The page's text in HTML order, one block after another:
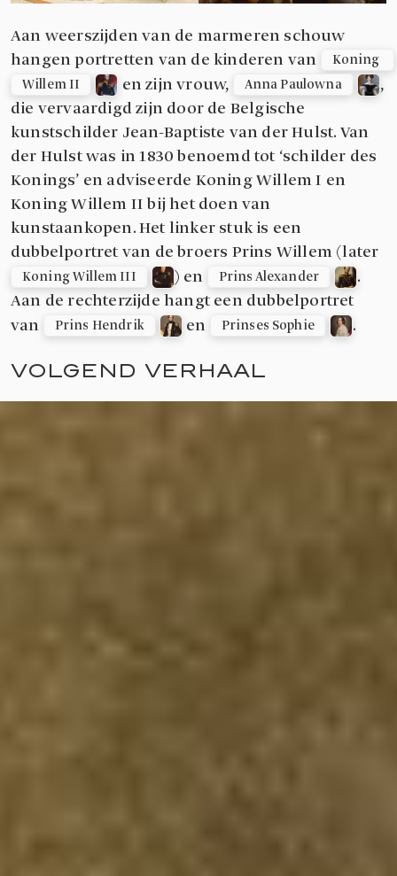
Aan weerszijden van de marmeren schouw
hangen portretten van de kinderen van
Koning
Willem II
en zijn vrouw, Anna Paulowna
,
die vervaardigd zijn door de Belgische
kunstschilder Jean-Baptiste van der Hulst. Van
der Hulst was in 1830 benoemd tot ‘schilder des
Konings’ en adviseerde Koning Willem I en
Koning Willem II bij het doen van
kunstaankopen. Het linker stuk is een
dubbelportret van de broers Prins Willem (later
Koning Willem III ) en Prins Alexander
.
Aan de rechterzijde hangt een dubbelportret
van
Prins Hendrik en Prinses Sophie
.
VOLGEND VERHAAL